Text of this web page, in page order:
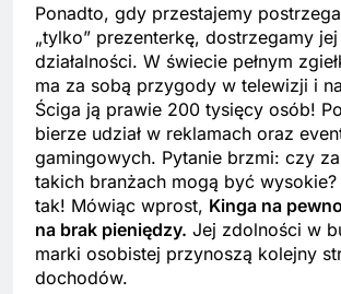
Ponadto, gdy przestajemy
„tylko” prezenterkę, dostrzegamy
działalności. W świecie pełnym
ma za sobą przygody w telewizji i
Ściga ją prawie 200 tysięcy osób!
bierze udział w reklamach oraz
gamingowych. Pytanie brzmi: czy
takich branżach mogą być
tak! Mówiąc wprost, Kinga na
na brak pieniędzy. Jej zdolności w
marki osobistej przynoszą kolejny
dochodów.